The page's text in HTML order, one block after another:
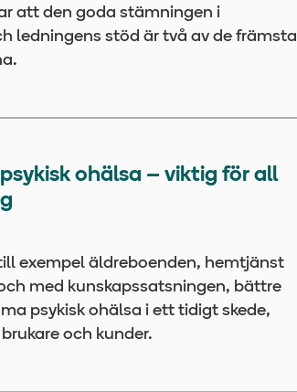
att den goda stämningen i
ledningens stöd är två av de främsta
ohälsa – viktig för all
exempel äldreboenden, hemtjänst
med kunskapssatsningen, bättre
psykisk ohälsa i ett tidigt skede,
och kunder.